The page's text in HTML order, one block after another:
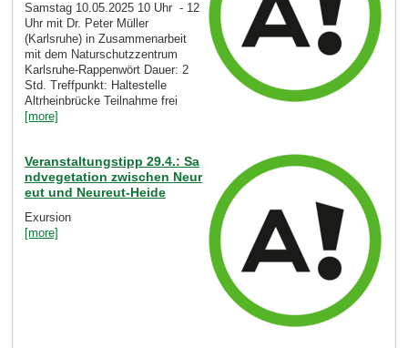
Samstag 10.05.2025 10 Uhr - 12
Uhr mit Dr. Peter Müller
(Karlsruhe) in Zusammenarbeit
mit dem Naturschutzzentrum
Karlsruhe-Rappenwört Dauer: 2
Std. Treffpunkt: Haltestelle
Altrheinbrücke Teilnahme frei
[more]
Veranstaltungstipp 29.4.: Sa
ndvegetation zwischen Neur
eut und Neureut-Heide
Exursion
[more]